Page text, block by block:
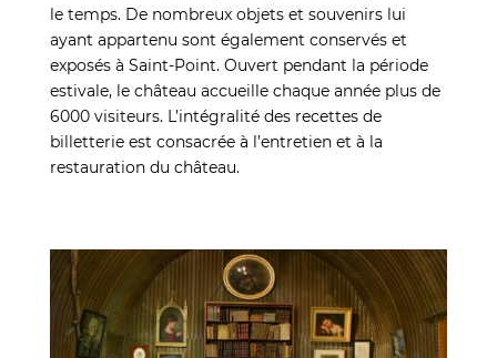
le temps. De nombreux objets et souvenirs lui
ayant appartenu sont également conservés et
exposés à Saint-Point. Ouvert pendant la période
estivale, le château accueille chaque année plus de
6000 visiteurs. L’intégralité des recettes de
billetterie est consacrée à l’entretien et à la
restauration du château.